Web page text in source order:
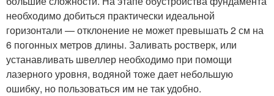
необходимо добиться практически идеальной
горизонтали — отклонение не может превышать 2 см на
6 погонных метров длины. Заливать ростверк, или
устанавливать швеллер необходимо при помощи
лазерного уровня, водяной тоже дает небольшую
ошибку, но пользоваться им не так удобно.